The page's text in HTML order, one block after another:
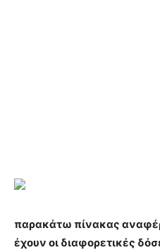
παρακάτω πίνακας
έχουν οι διαφορετικές